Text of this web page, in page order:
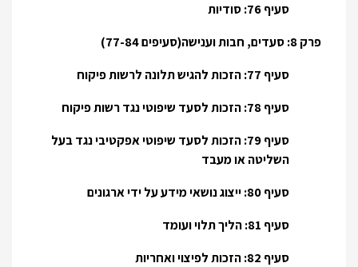
סעיף 76: סודיות
פרק 8: סעדים, חבות וענישה(סעיפים 77-84)
סעיף 77: הזכות להגיש תלונה לרשות פיקוח
סעיף 78: הזכות לסעד שיפוטי נגד רשות פיקוח
סעיף 79: הזכות לסעד שיפוטי אפקטיבי נגד בעל
השליטה או מעבד
סעיף 80: ייצוג נושאי מידע על ידי ארגונים
סעיף 81: הליך תלוי ועומד
סעיף 82: הזכות לפיצוי ואחריות